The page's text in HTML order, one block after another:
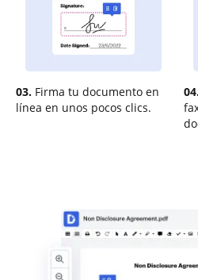
03. Firma tu documento en
línea en unos pocos clics.